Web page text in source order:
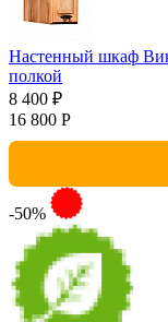
Настенный шкаф
полкой
8 400 ₽
16 800 Р
-50%